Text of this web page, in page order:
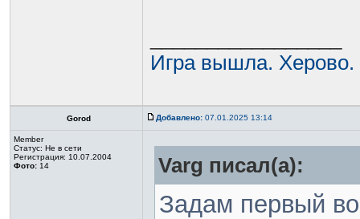
Игра вышла. Херово.
Gorod Добавлено: 07.01.2025 13:14
Member
Статус: Не в сети
Регистрация: 10.07.2004
Фото: 14 Varg писал(а):
Задам первый